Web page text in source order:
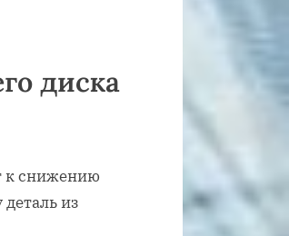
диска
к снижению
из